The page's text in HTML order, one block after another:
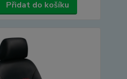
Přidat do košíku